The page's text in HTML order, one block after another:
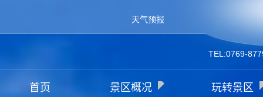
天气预报
TEL:0769-
首页 景区概况 玩转景区